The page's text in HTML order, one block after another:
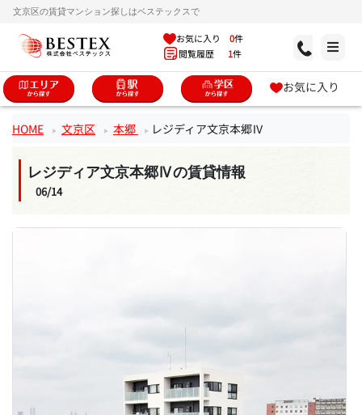
文京区の賃貸マンション探しはベステックスで
お気に入り 0件
閲覧履歴 1件
お気に入り
HOME 文京区 本郷 レジディア文京本郷Ⅳ
レジディア文京本郷Ⅳの賃貸情報
06/14